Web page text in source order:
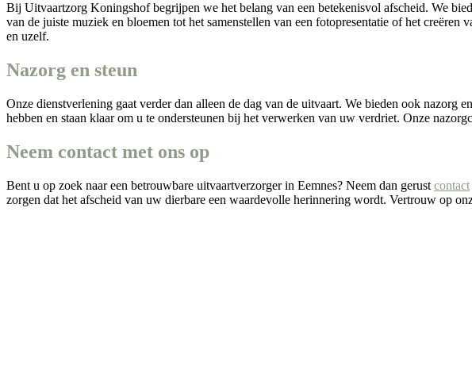
Bij Uitvaartzorg Koningshof begrijpen we het belang van een betekenisvol afscheid. We
van de juiste muziek en bloemen tot het samenstellen van een fotopresentatie of het
en uzelf.
Nazorg en steun
Onze dienstverlening gaat verder dan alleen de dag van de uitvaart. We bieden ook nazorg
hebben en staan klaar om u te ondersteunen bij het verwerken van uw verdriet. Onze
Neem contact met ons op
Bent u op zoek naar een betrouwbare uitvaartverzorger in Eemnes? Neem dan gerust contact
zorgen dat het afscheid van uw dierbare een waardevolle herinnering wordt. Vertrouw op